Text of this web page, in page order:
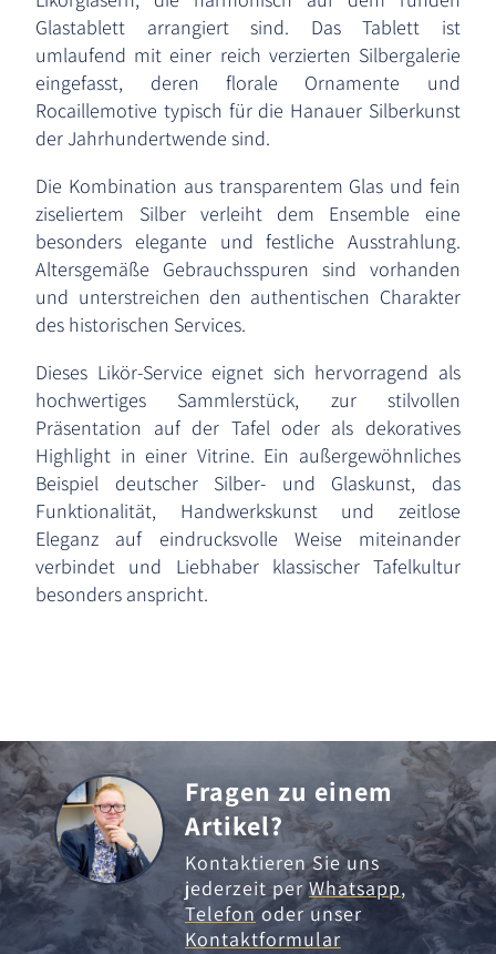
Glastablett arrangiert sind. Das Tablett ist
umlaufend mit einer reich verzierten Silbergalerie
eingefasst, deren florale Ornamente und
Rocaillemotive typisch für die Hanauer Silberkunst
der Jahrhundertwende sind.
Die Kombination aus transparentem Glas und fein
ziseliertem Silber verleiht dem Ensemble eine
besonders elegante und festliche Ausstrahlung.
Altersgemäße Gebrauchsspuren sind vorhanden
und unterstreichen den authentischen Charakter
des historischen Services.
Dieses Likör-Service eignet sich hervorragend als
hochwertiges Sammlerstück, zur stilvollen
Präsentation auf der Tafel oder als dekoratives
Highlight in einer Vitrine. Ein außergewöhnliches
Beispiel deutscher Silber- und Glaskunst, das
Funktionalität, Handwerkskunst und zeitlose
Eleganz auf eindrucksvolle Weise miteinander
verbindet und Liebhaber klassischer Tafelkultur
besonders anspricht.
Fragen zu einem
Artikel?
Kontaktieren Sie uns
jederzeit perWhatsapp,
Telefonoder unser
Kontaktformular